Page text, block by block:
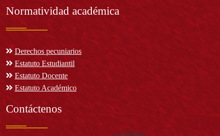
Normatividad académica
Derechos pecuniarios
Estatuto Estudiantil
Estatuto Docente
Estatuto Académico
Contáctenos